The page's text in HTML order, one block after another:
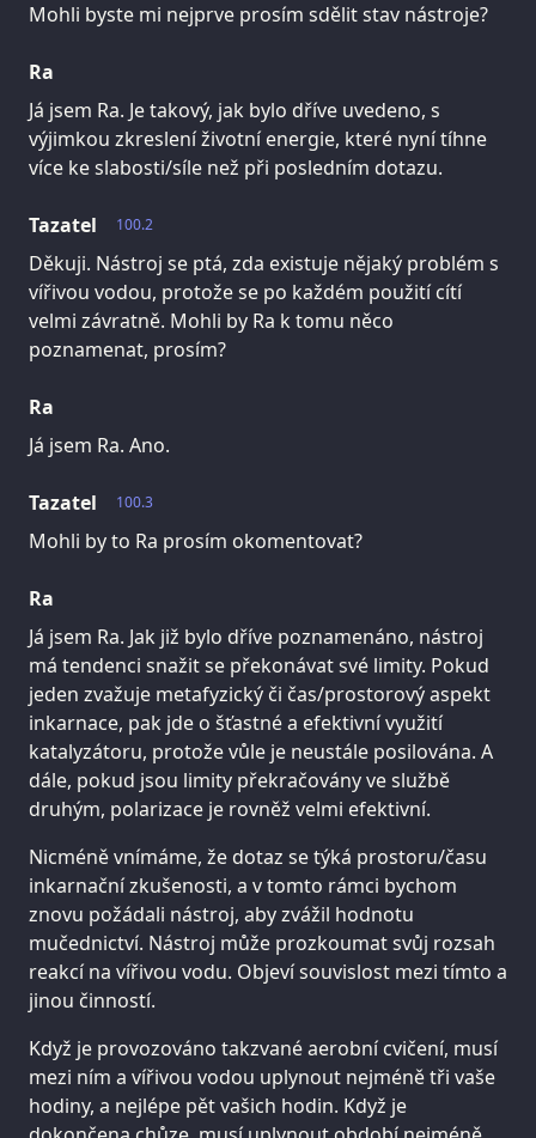
Mohli byste mi nejprve prosím sdělit stav nástroje?
Ra
Já jsem Ra. Je takový, jak bylo dříve uvedeno, s
výjimkou zkreslení životní energie, které nyní tíhne
více ke slabosti/síle než při posledním dotazu.
100.2
Tazatel
Děkuji. Nástroj se ptá, zda existuje nějaký problém s
vířivou vodou, protože se po každém použití cítí
velmi závratně. Mohli by Ra k tomu něco
poznamenat, prosím?
Ra
Já jsem Ra. Ano.
100.3
Tazatel
Mohli by to Ra prosím okomentovat?
Ra
Já jsem Ra. Jak již bylo dříve poznamenáno, nástroj
má tendenci snažit se překonávat své limity. Pokud
jeden zvažuje metafyzický či čas/prostorový aspekt
inkarnace, pak jde o šťastné a efektivní využití
katalyzátoru, protože vůle je neustále posilována. A
dále, pokud jsou limity překračovány ve službě
druhým, polarizace je rovněž velmi efektivní.
Nicméně vnímáme, že dotaz se týká prostoru/času
inkarnační zkušenosti, a v tomto rámci bychom
znovu požádali nástroj, aby zvážil hodnotu
mučednictví. Nástroj může prozkoumat svůj rozsah
reakcí na vířivou vodu. Objeví souvislost mezi tímto a
jinou činností.
Když je provozováno takzvané aerobní cvičení, musí
mezi ním a vířivou vodou uplynout nejméně tři vaše
hodiny, a nejlépe pět vašich hodin. Když je